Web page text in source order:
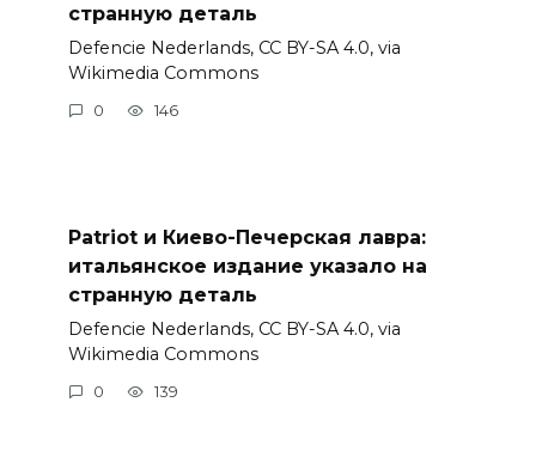
странную деталь
Defencie Nederlands, CC BY-SA 4.0, via
Wikimedia Commons
0 146
Patriot и Киево-Печерская лавра:
итальянское издание указало на
странную деталь
Defencie Nederlands, CC BY-SA 4.0, via
Wikimedia Commons
0 139